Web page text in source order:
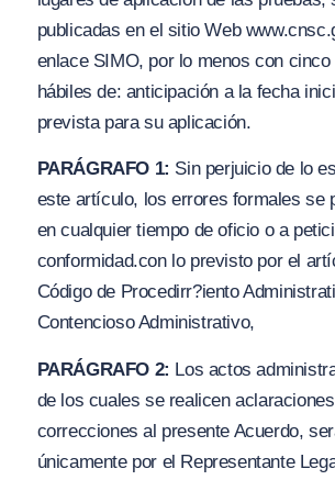
publicadas en el sitio Web www.cnsc.
enlace SIMO, por lo menos con
hábiles de: anticipación a la fecha
prevista para su aplicación.
PARÁGRAFO 1: Sin perjuicio de lo
este artículo, los errores formales se
en cualquier tiempo de oficio o a
conformidad.con lo previsto por el
Código de Procedirr?iento
Contencioso Administrativo,
PARÁGRAFO 2: Los actos
de los cuales se realicen aclaraciones
correcciones al presente Acuerdo,
únicamente por el Representante